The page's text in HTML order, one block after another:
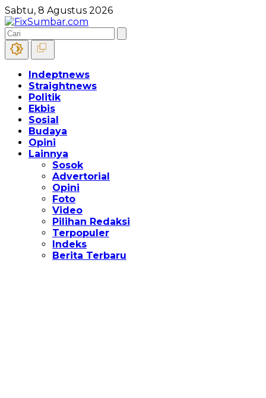
Sabtu, 8 Agustus 2026
Indeptnews
Straightnews
Politik
Ekbis
Sosial
Budaya
Opini
Lainnya
Sosok
Advertorial
Opini
Foto
Video
Pilihan Redaksi
Terpopuler
Indeks
Berita Terbaru